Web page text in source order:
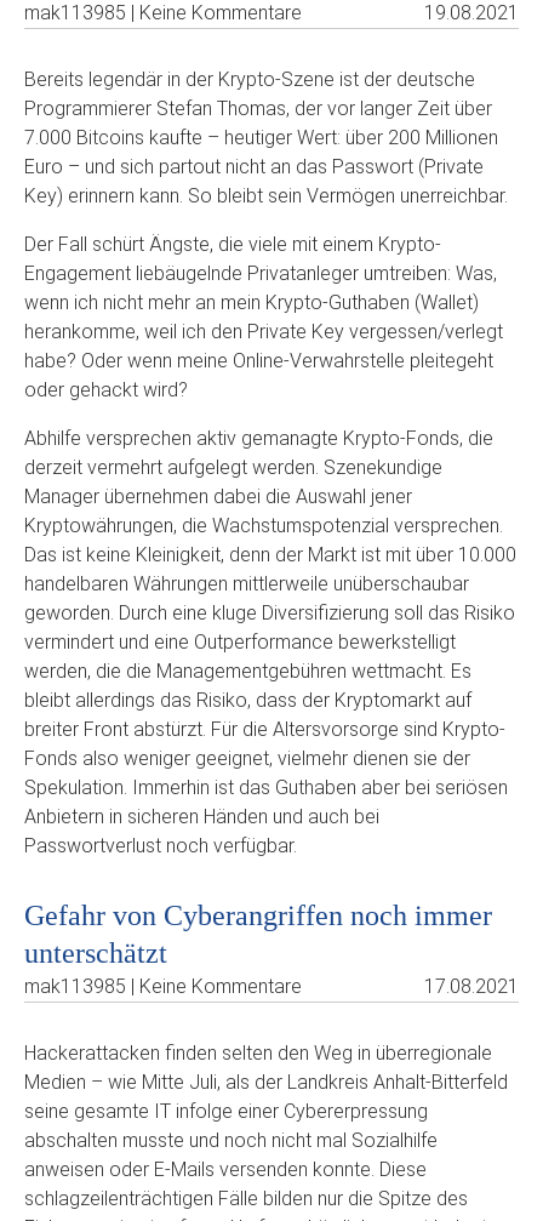
mak113985 | Keine Kommentare 19.08.2021
Bereits legendär in der Krypto-Szene ist der deutsche
Programmierer Stefan Thomas, der vor langer Zeit über
7.000 Bitcoins kaufte – heutiger Wert: über 200 Millionen
Euro – und sich partout nicht an das Passwort (Private
Key) erinnern kann. So bleibt sein Vermögen unerreichbar.
Der Fall schürt Ängste, die viele mit einem Krypto-
Engagement liebäugelnde Privatanleger umtreiben: Was,
wenn ich nicht mehr an mein Krypto-Guthaben (Wallet)
herankomme, weil ich den Private Key vergessen/verlegt
habe? Oder wenn meine Online-Verwahrstelle pleitegeht
oder gehackt wird?
Abhilfe versprechen aktiv gemanagte Krypto-Fonds, die
derzeit vermehrt aufgelegt werden. Szenekundige
Manager übernehmen dabei die Auswahl jener
Kryptowährungen, die Wachstumspotenzial versprechen.
Das ist keine Kleinigkeit, denn der Markt ist mit über 10.000
handelbaren Währungen mittlerweile unüberschaubar
geworden. Durch eine kluge Diversifizierung soll das Risiko
vermindert und eine Outperformance bewerkstelligt
werden, die die Managementgebühren wettmacht. Es
bleibt allerdings das Risiko, dass der Kryptomarkt auf
breiter Front abstürzt. Für die Altersvorsorge sind Krypto-
Fonds also weniger geeignet, vielmehr dienen sie der
Spekulation. Immerhin ist das Guthaben aber bei seriösen
Anbietern in sicheren Händen und auch bei
Passwortverlust noch verfügbar.
Gefahr von Cyberangriffen noch immer
unterschätzt
mak113985 | Keine Kommentare 17.08.2021
Hackerattacken finden selten den Weg in überregionale
Medien – wie Mitte Juli, als der Landkreis Anhalt-Bitterfeld
seine gesamte IT infolge einer Cybererpressung
abschalten musste und noch nicht mal Sozialhilfe
anweisen oder E-Mails versenden konnte. Diese
schlagzeilenträchtigen Fälle bilden nur die Spitze des